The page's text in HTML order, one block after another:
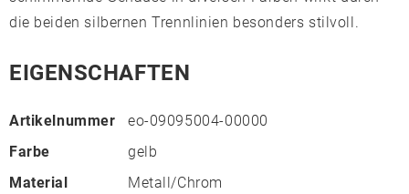
die beiden silbernen Trennlinien besonders stilvoll.
EIGENSCHAFTEN
Artikelnummer
eo-09095004-00000
Farbe
gelb
Material
Metall/Chrom